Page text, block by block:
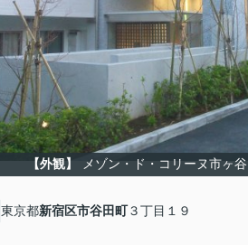
【外観】 メゾン・ド・コリーヌ市ヶ谷
東京都新宿区市谷田町３丁目１９